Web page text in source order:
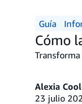
Guía
Cómo
Alexia
23 julio